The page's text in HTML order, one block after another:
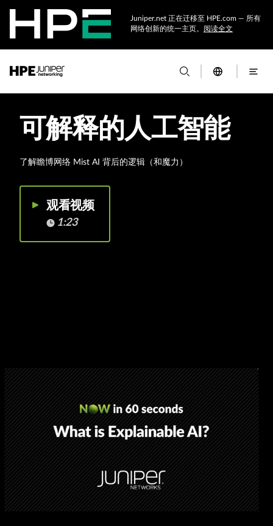
Juniper.net 正在迁移至 HPE.com — 所有
网络创新的统一主页。 阅读全文
可解释的人工智能
了解瞻博网络 Mist AI 背后的逻辑（和魔力）
观看视频
1:23